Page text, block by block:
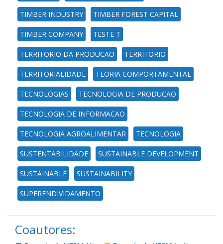
TIMBER INDUSTRY TIMBER FOREST CAPITAL
TIMBER COMPANY TESTE T
TERRITORIO DA PRODUCAO TERRITORIO
TERRITORIALIDADE TEORIA COMPORTAMENTAL
TECNOLOGIAS TECNOLOGIA DE PRODUCAO
TECNOLOGIA DE INFORMACAO
TECNOLOGIA AGROALIMENTAR TECNOLOGIA
SUSTENTABILIDADE SUSTAINABLE DEVELOPMENT
SUSTAINABLE SUSTAINABILITY
SUPERENDIVIDAMENTO
Coautores: